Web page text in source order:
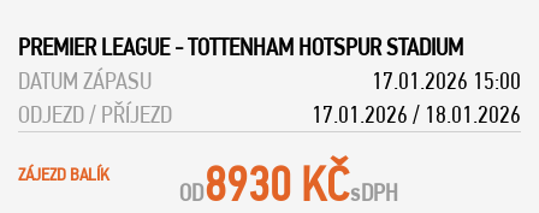
PREMIER LEAGUE-TOTTENHAM HOTSPUR STADIUM
DATUM ZÁPASU
17.01.2026 15:00
ODJEZD / PŘÍJEZD
17.01.2026 / 18.01.2026
ZÁJEZD BALÍK
OD8930 KČsDPH